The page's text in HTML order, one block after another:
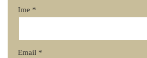
Ime *
Email *